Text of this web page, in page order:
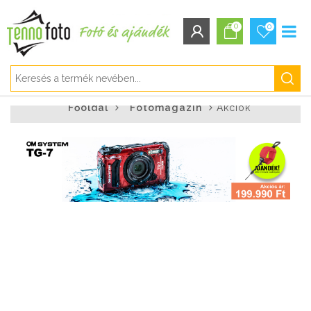
Bejelentkezés
Elfelejtett jelszó
0 0
Főoldal Fotómagazin Akciók